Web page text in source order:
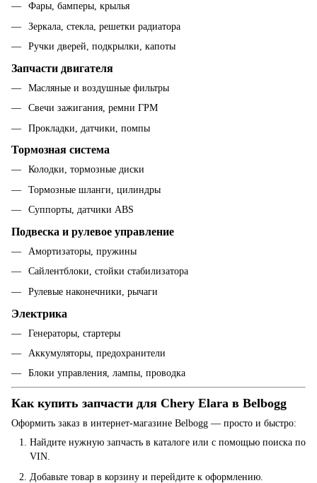
Фары, бамперы, крылья
Зеркала, стекла, решетки радиатора
Ручки дверей, подкрылки, капоты
Запчасти двигателя
Масляные и воздушные фильтры
Свечи зажигания, ремни ГРМ
Прокладки, датчики, помпы
Тормозная система
Колодки, тормозные диски
Тормозные шланги, цилиндры
Суппорты, датчики ABS
Подвеска и рулевое управление
Амортизаторы, пружины
Сайлентблоки, стойки стабилизатора
Рулевые наконечники, рычаги
Электрика
Генераторы, стартеры
Аккумуляторы, предохранители
Блоки управления, лампы, проводка
Как купить запчасти для Chery Elara в Belbogg
Оформить заказ в интернет-магазине Belbogg — просто и быстро:
Найдите нужную запчасть в каталоге или с помощью поиска по
VIN.
Добавьте товар в корзину и перейдите к оформлению.